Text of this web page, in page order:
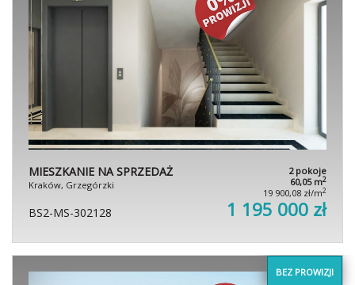
MIESZKANIE NA SPRZEDAŻ
Kraków, Grzegórzki
2 pokoje
60,05 m2
19 900,08 zł/m2
BS2-MS-302128 1 195 000 zł
BEZ PROWIZJI